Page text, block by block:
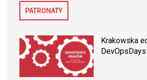
PATRONATY
Krakowska